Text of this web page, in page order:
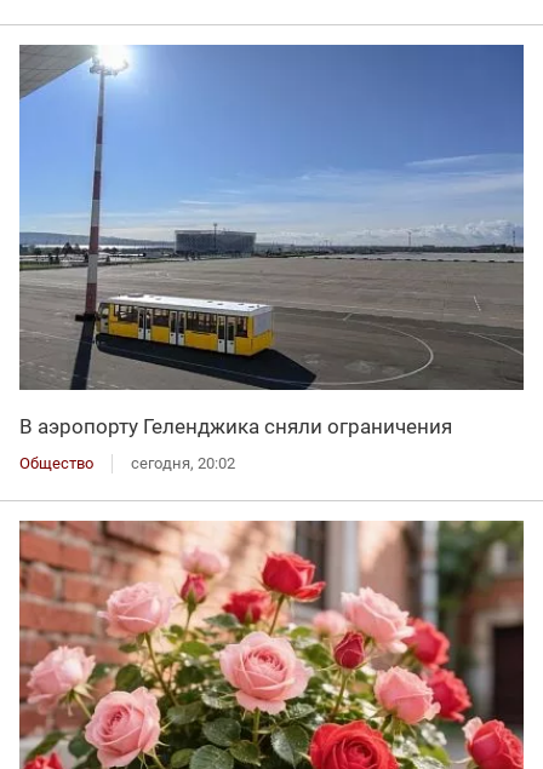
В аэропорту Геленджика сняли ограничения
Общество сегодня, 20:02